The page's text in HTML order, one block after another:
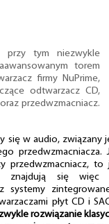
przy tym niezwykle
torem
firmy NuPrime,
odtwarzacz CD,
przedwzmacniacz.
się w audio, związany
przedwzmacniacza.
przedwzmacniacz, to
znajdują się więc
systemy
płyt CD i
rozwiązanie